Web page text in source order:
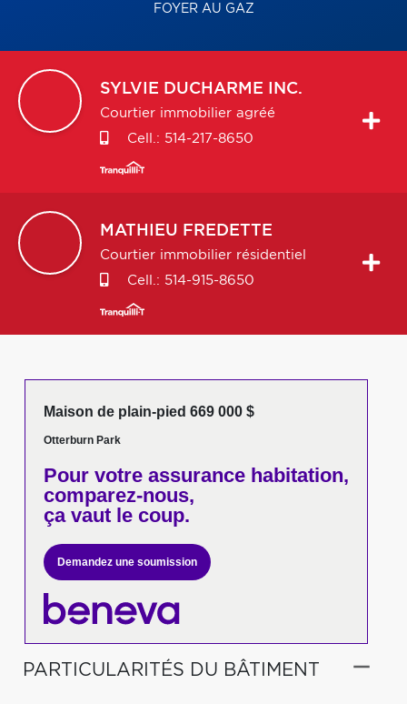
FOYER AU GAZ
SYLVIE DUCHARME INC.
Courtier immobilier agréé
Cell.: 514-217-8650
MATHIEU FREDETTE
Courtier immobilier résidentiel
Cell.: 514-915-8650
Maison de plain-pied 669 000 $
Otterburn Park
Pour votreassurance habitation,
comparez-nous,
ça vaut le coup.
Demandez une soumission
PARTICULARITÉS DU BÂTIMENT